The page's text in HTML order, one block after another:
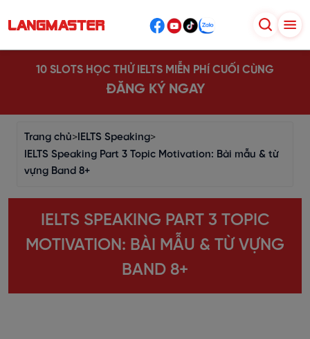
10 SLOTS HỌC THỬ IELTS MIỄN PHÍ CUỐI CÙNG
ĐĂNG KÝ NGAY
Trang chủ> IELTS Speaking>
IELTS Speaking Part 3 Topic Motivation: Bài mẫu & từ
vựng Band 8+
IELTS SPEAKING PART 3 TOPIC
MOTIVATION: BÀI MẪU & TỪ VỰNG
BAND 8+